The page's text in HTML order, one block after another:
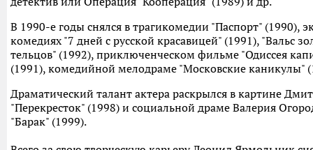
В 1990-е годы снялся в трагикомедии "Паспорт" (1990),
комедиях "7 дней с русской красавицей" (1991), "Вальс
тельцов" (1992), приключенческом фильме "Одиссея
(1991), комедийной мелодраме "Московские каникулы"
Драматический талант актера раскрылся в картине
"Перекресток" (1998) и социальной драме Валерия
"Барак" (1999).